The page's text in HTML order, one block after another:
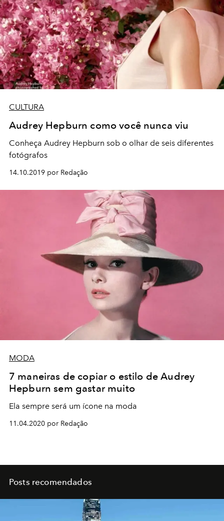
CULTURA
Audrey Hepburn como você nunca viu
Conheça Audrey Hepburn sob o olhar de seis diferentes
fotógrafos
14.10.2019 por Redação
MODA
7 maneiras de copiar o estilo de Audrey
Hepburn sem gastar muito
Ela sempre será um ícone na moda
11.04.2020 por Redação
Posts recomendados